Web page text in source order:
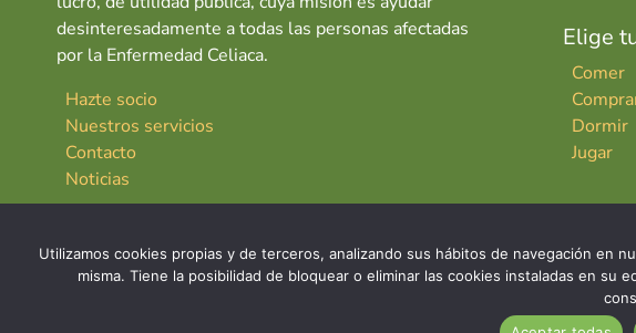
desinteresadamente a todas las personas afectadas
por la Enfermedad Celiaca.
Hazte socio
Nuestros servicios
Contacto
Noticias
Elige
Comer
Dormir
Jugar
Utilizamos cookies propias y de terceros, analizando sus hábitos de navegación en
misma. Tiene la posibilidad de bloquear o eliminar las cookies instaladas en